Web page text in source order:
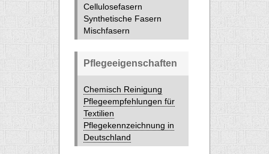
Cellulosefasern
Synthetische Fasern
Mischfasern
Pflegeeigenschaften
Chemisch Reinigung
Pflegeempfehlungen für
Textilien
Pflegekennzeichnung in
Deutschland